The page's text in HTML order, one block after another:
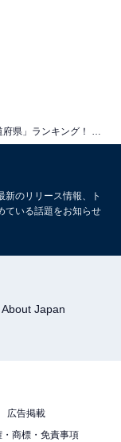
率で見ると、
、「観光意欲
新のリリース情報、ト
ている話題をお知らせ
About Japan
広告掲載
・商標・免責事項